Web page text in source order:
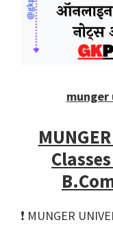
munger
❗️ MUNGER